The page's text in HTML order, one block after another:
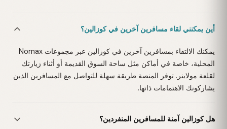
أين يمكنني لقاء مسافرين آخرين في كوزالين؟
يمكنك الالتقاء بمسافرين آخرين في كوزالين عبر مجموعات Nomax
المحلية، خاصة في أماكن مثل ساحة السوق القديمة أو أثناء زيارتك
لقلعة مولاينر. توفر المنصة طريقة سهلة للتواصل مع المسافرين الذين
يشاركونك الاهتمامات ذاتها.
هل كوزالين آمنة للمسافرين المنفردين؟